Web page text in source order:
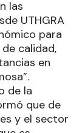
las
UTHGRA
para
calidad,
en
de la
que de
y el sector